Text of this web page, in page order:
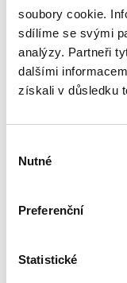
soubory cookie.
sdílíme se svými
analýzy. Partneři
dalšími
získali v důsledku
souhlasu
Nutné
Preferenční
Statistické
zmeškání
sporného
podmínky
možnosti